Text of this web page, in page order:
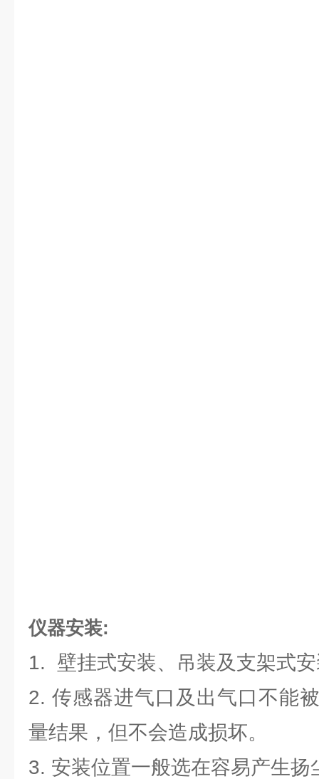
仪器安装:
1. 壁挂式安装、吊装及支架式
2. 传感器进气口及出气口不能
量结果，但不会造成损坏。
3. 安装位置一般选在容易产生扬